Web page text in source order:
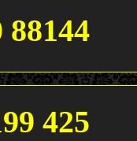
88144
425